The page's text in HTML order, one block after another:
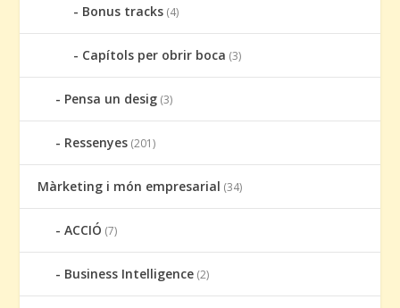
Bonus tracks (4)
Capítols per obrir boca (3)
Pensa un desig (3)
Ressenyes (201)
Màrketing i món empresarial (34)
ACCIÓ (7)
Business Intelligence (2)